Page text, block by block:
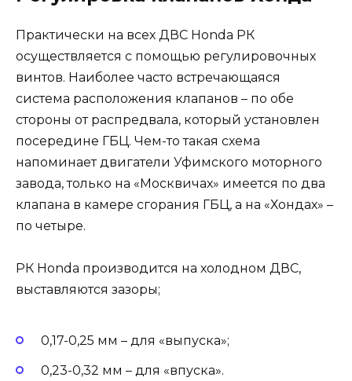
Практически на всех ДВС Honda РК
осуществляется с помощью регулировочных
винтов. Наиболее часто встречающаяся
система расположения клапанов – по обе
стороны от распредвала, который установлен
посередине ГБЦ. Чем-то такая схема
напоминает двигатели Уфимского моторного
завода, только на «Москвичах» имеется по два
клапана в камере сгорания ГБЦ, а на «Хондах» –
по четыре.
РК Honda производится на холодном ДВС,
выставляются зазоры;
0,17-0,25 мм – для «выпуска»;
0,23-0,32 мм – для «впуска».